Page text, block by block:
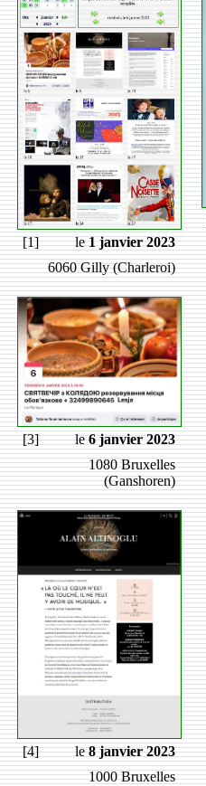
[1] le1 janvier 2023
6060 Gilly (Charleroi)
[3] le6 janvier 2023
1080 Bruxelles
(Ganshoren)
[4] le8 janvier 2023
1000 Bruxelles